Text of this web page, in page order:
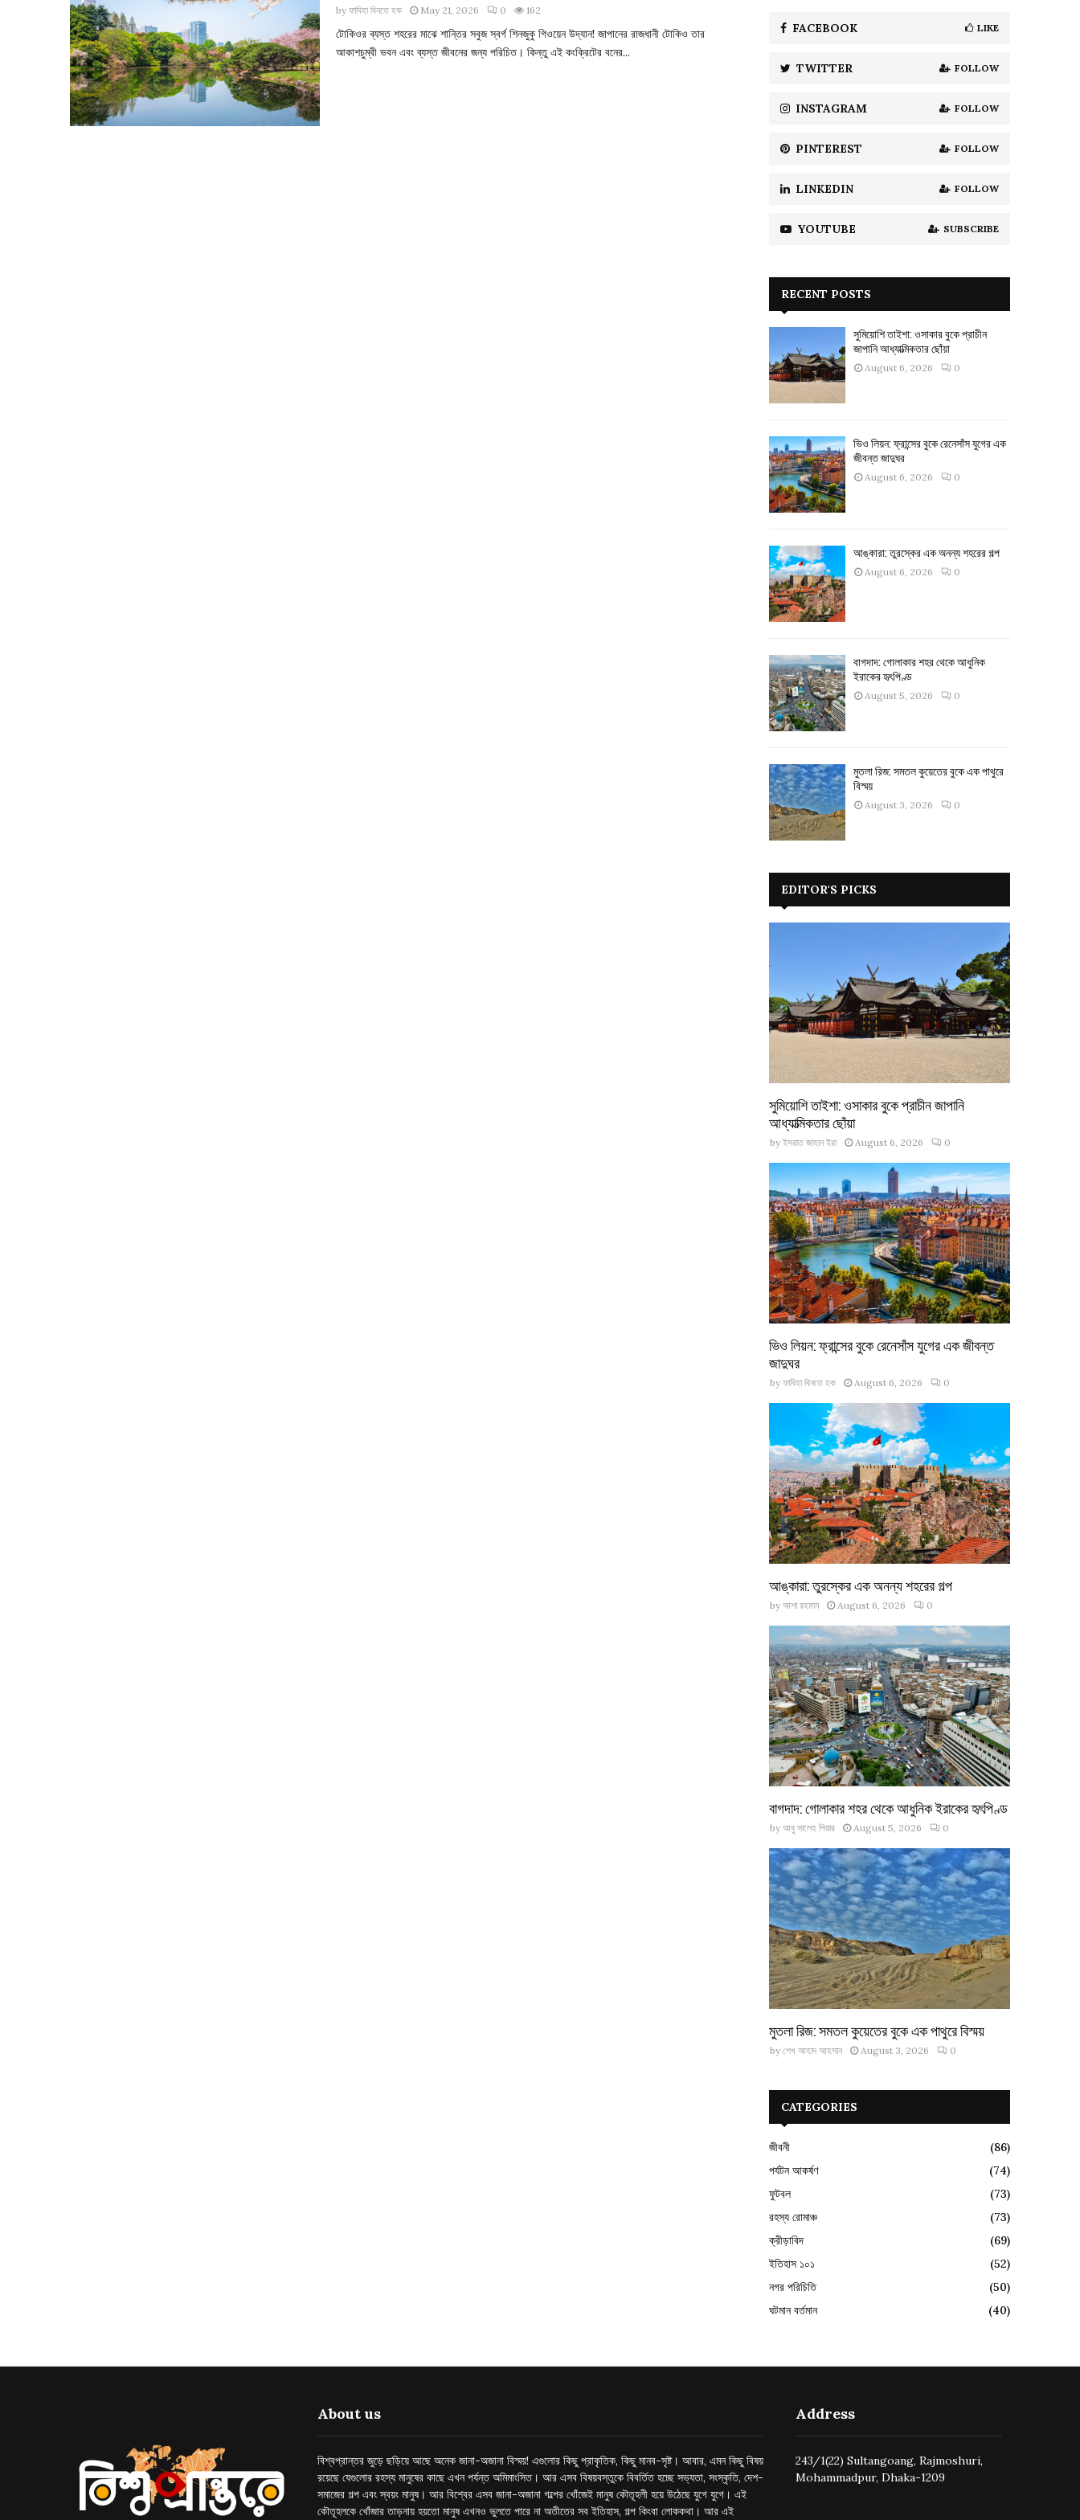
byফাবিহা বিনতে হক May 21, 2026 0 162
টোকিওর ব্যস্ত শহরের মাঝে শান্তির সবুজ স্বর্গ শিনজুকু গিওয়েন উদ্যান! জাপানের রাজধানী টোকিও তার
আকাশচুম্বী ভবন এবং ব্যস্ত জীবনের জন্য পরিচিত। কিন্তু এই কংক্রিটের বনের...
C
H
FACEBOOK LIKE
TWITTER FOLLOW
INSTAGRAM FOLLOW
PINTEREST FOLLOW
LINKEDIN FOLLOW
YOUTUBE SUBSCRIBE
RECENT POSTS
সুমিয়োশি তাইশা: ওসাকার বুকে প্রাচীন
জাপানি আধ্যাত্মিকতার ছোঁয়া
August 6, 2026 0
ভিও লিয়ন: ফ্রান্সের বুকে রেনেসাঁস যুগের এক
জীবন্ত জাদুঘর
August 6, 2026 0
আঙ্কারা: তুরস্কের এক অনন্য শহরের গল্প
August 6, 2026 0
বাগদাদ: গোলাকার শহর থেকে আধুনিক
ইরাকের হৃৎপিণ্ড
August 5, 2026 0
মুতলা রিজ: সমতল কুয়েতের বুকে এক পাথুরে
বিস্ময়
August 3, 2026 0
EDITOR'S PICKS
সুমিয়োশি তাইশা: ওসাকার বুকে প্রাচীন জাপানি
আধ্যাত্মিকতার ছোঁয়া
by ইসরাত জাহান ইরা August 6, 2026 0
ভিও লিয়ন: ফ্রান্সের বুকে রেনেসাঁস যুগের এক জীবন্ত
জাদুঘর
by ফাবিহা বিনতে হক August 6, 2026 0
আঙ্কারা: তুরস্কের এক অনন্য শহরের গল্প
by আশা রহমান August 6, 2026 0
বাগদাদ: গোলাকার শহর থেকে আধুনিক ইরাকের হৃৎপিণ্ড
by আবু সালেহ পিয়ার August 5, 2026 0
মুতলা রিজ: সমতল কুয়েতের বুকে এক পাথুরে বিস্ময়
by শেখ আহাদ আহসান August 3, 2026 0
CATEGORIES
জীবনী
(86)
পর্যটন আকর্ষণ
(74)
ফুটবল
(73)
রহস্য রোমাঞ্চ
(73)
ক্রীড়াবিদ
(69)
ইতিহাস ১০১
(52)
নগর পরিচিতি
(50)
ঘটমান বর্তমান
(40)
About us
বিশ্বপ্রান্তর জুড়ে ছড়িয়ে আছে অনেক জানা-অজানা বিস্ময়! এগুলোর কিছু প্রাকৃতিক, কিছু মানব-সৃষ্ট। আবার, এমন কিছু বিষয়
রয়েছে যেগুলোর রহস্য মানুষের কাছে এখন পর্যন্ত অমিমাংসিত। আর এসব বিষয়বস্তুকে বিবর্তিত হচ্ছে সভ্যতা, সংস্কৃতি, দেশ-
সমাজের গল্প এবং স্বয়ং মানুষ। আর বিশ্বের এসব জানা-অজানা গল্পের খোঁজেই মানুষ কৌতূহলী হয়ে উঠেছে যুগে যুগে। এই
কৌতূহলকে খোঁজার তাড়নায় হয়তো মানুষ এখনও ভুলতে পারে না অতীতের সব ইতিহাস, গল্প কিংবা লোককথা। আর এই
Address
243/1(22) Sultangoang, Rajmoshuri,
Mohammadpur, Dhaka-1209